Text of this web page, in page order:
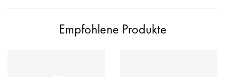
Empfohlene Produkte